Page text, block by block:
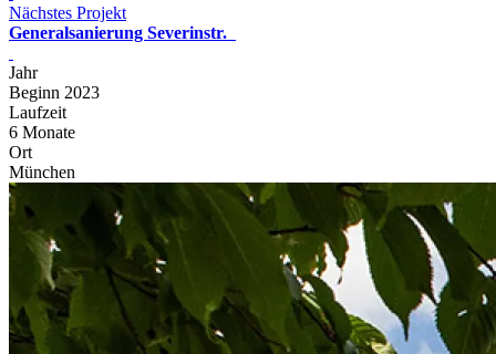
Nächstes Projekt
Generalsanierung Severinstr.
Jahr
Beginn 2023
Laufzeit
6 Monate
Ort
München